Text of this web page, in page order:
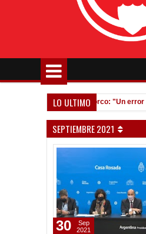
LO ULTIMO
Fedorco: "Un error
SEPTIEMBRE 2021
30
Sep
2021